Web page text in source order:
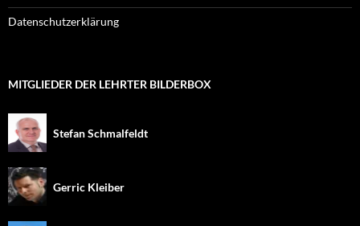
Datenschutzerklärung
MITGLIEDER DER LEHRTER BILDERBOX
Stefan Schmalfeldt
Gerric Kleiber